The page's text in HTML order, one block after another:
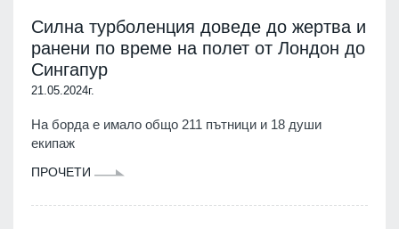
Силна турболенция доведе до жертва и
ранени по време на полет от Лондон до
Сингапур
21.05.2024г.
На борда е имало общо 211 пътници и 18 души
екипаж
ПРОЧЕТИ